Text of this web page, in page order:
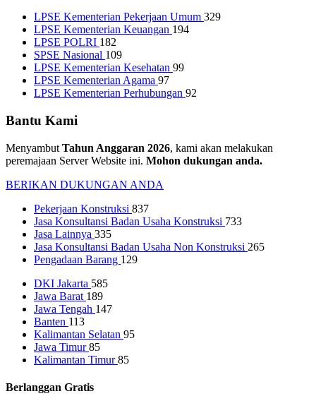
LPSE Kementerian Pekerjaan Umum 329
LPSE Kementerian Keuangan 194
LPSE POLRI 182
SPSE Nasional 109
LPSE Kementerian Kesehatan 99
LPSE Kementerian Agama 97
LPSE Kementerian Perhubungan 92
Bantu Kami
Menyambut Tahun Anggaran 2026, kami akan melakukan
peremajaan Server Website ini. Mohon dukungan anda.
BERIKAN DUKUNGAN ANDA
Pekerjaan Konstruksi 837
Jasa Konsultansi Badan Usaha Konstruksi 733
Jasa Lainnya 335
Jasa Konsultansi Badan Usaha Non Konstruksi 265
Pengadaan Barang 129
DKI Jakarta 585
Jawa Barat 189
Jawa Tengah 147
Banten 113
Kalimantan Selatan 95
Jawa Timur85
Kalimantan Timur85
Berlanggan Gratis